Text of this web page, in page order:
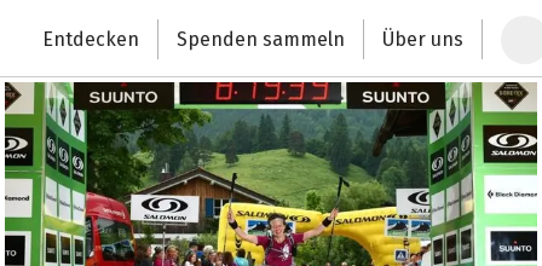
Deutschlands größte Spendenplattform
Entdecken Spenden sammeln Über uns